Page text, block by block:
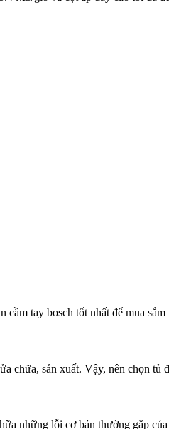
tay bosch tốt nhất để mua
chữa, sản xuất. Vậy, nên chọn tủ
những lỗi cơ bản thường gặp